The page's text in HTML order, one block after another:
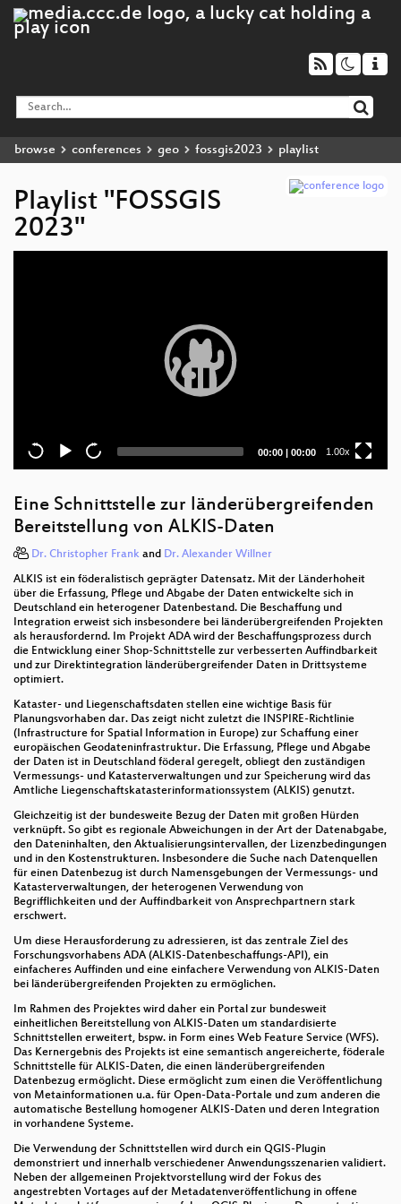
browse conferences geo fossgis2023 playlist
Playlist "FOSSGIS
2023"
Current
00:00 | Total
00:00 1.00x
Eine Schnittstelle zur länderübergreifenden
Bereitstellung von ALKIS-Daten
Dr. Christopher Frank and Dr. Alexander Willner
ALKIS ist ein föderalistisch geprägter Datensatz. Mit der Länderhoheit
über die Erfassung, Pflege und Abgabe der Daten entwickelte sich in
Deutschland ein heterogener Datenbestand. Die Beschaffung und
Integration erweist sich insbesondere bei länderübergreifenden Projekten
als herausfordernd. Im Projekt ADA wird der Beschaffungsprozess durch
die Entwicklung einer Shop-Schnittstelle zur verbesserten Auffindbarkeit
und zur Direktintegration länderübergreifender Daten in Drittsysteme
optimiert.
Kataster- und Liegenschaftsdaten stellen eine wichtige Basis für
Planungsvorhaben dar. Das zeigt nicht zuletzt die INSPIRE-Richtlinie
(Infrastructure for Spatial Information in Europe) zur Schaffung einer
europäischen Geodateninfrastruktur. Die Erfassung, Pflege und Abgabe
der Daten ist in Deutschland föderal geregelt, obliegt den zuständigen
Vermessungs- und Katasterverwaltungen und zur Speicherung wird das
Amtliche Liegenschaftskatasterinformationssystem (ALKIS) genutzt.
Gleichzeitig ist der bundesweite Bezug der Daten mit großen Hürden
verknüpft. So gibt es regionale Abweichungen in der Art der Datenabgabe,
den Dateninhalten, den Aktualisierungsintervallen, der Lizenzbedingungen
und in den Kostenstrukturen. Insbesondere die Suche nach Datenquellen
für einen Datenbezug ist durch Namensgebungen der Vermessungs- und
Katasterverwaltungen, der heterogenen Verwendung von
Begrifflichkeiten und der Auffindbarkeit von Ansprechpartnern stark
erschwert.
Um diese Herausforderung zu adressieren, ist das zentrale Ziel des
Forschungsvorhabens ADA (ALKIS-Datenbeschaffungs-API), ein
einfacheres Auffinden und eine einfachere Verwendung von ALKIS-Daten
bei länderübergreifenden Projekten zu ermöglichen.
Im Rahmen des Projektes wird daher ein Portal zur bundesweit
einheitlichen Bereitstellung von ALKIS-Daten um standardisierte
Schnittstellen erweitert, bspw. in Form eines Web Feature Service (WFS).
Das Kernergebnis des Projekts ist eine semantisch angereicherte, föderale
Schnittstelle für ALKIS-Daten, die einen länderübergreifenden
Datenbezug ermöglicht. Diese ermöglicht zum einen die Veröffentlichung
von Metainformationen u.a. für Open-Data-Portale und zum anderen die
automatische Bestellung homogener ALKIS-Daten und deren Integration
in vorhandene Systeme.
Die Verwendung der Schnittstellen wird durch ein QGIS-Plugin
demonstriert und innerhalb verschiedener Anwendungsszenarien validiert.
Neben der allgemeinen Projektvorstellung wird der Fokus des
angestrebten Vortages auf der Metadatenveröffentlichung in offene